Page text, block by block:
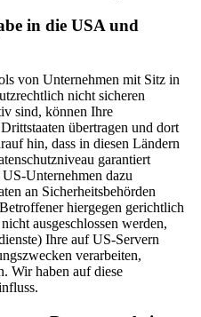
in die USA und
von Unternehmen mit Sitz in
nicht sicheren
sind, können Ihre
übertragen und dort
hin, dass in diesen Ländern
garantiert
Unternehmen dazu
an Sicherheitsbehörden
hiergegen gerichtlich
ausgeschlossen werden,
Ihre auf US-Servern
verarbeiten,
Wir haben auf diese